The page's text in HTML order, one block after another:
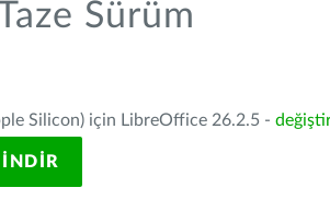
Sürüm
Silicon) için LibreOffice 26.2.5 -